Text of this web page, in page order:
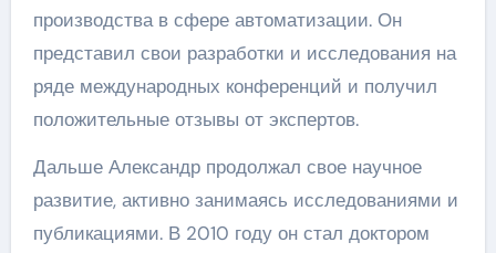
производства в сфере автоматизации. Он
представил свои разработки и исследования на
ряде международных конференций и получил
положительные отзывы от экспертов.
Дальше Александр продолжал свое научное
развитие, активно занимаясь исследованиями и
публикациями. В 2010 году он стал доктором